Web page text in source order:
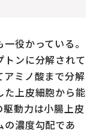
役かっている。
ンに分解されて
ミノ酸まで分解
た上皮細胞から能
動力は小腸上皮
の濃度勾配であ